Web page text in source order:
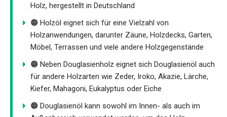
Holz, hergestellt in Deutschland
🟠 Holzöl eignet sich für eine Vielzahl von
Holzanwendungen, darunter Zäune, Holzdecks, Garten,
Möbel, Terrassen und viele andere Holzgegenstände
🟠 Neben Douglasienholz eignet sich Douglasienöl auch
für andere Holzarten wie Zeder, Iroko, Аkazie, Lärche,
Kiefer, Mahagoni, Eukalyptus oder Eiche
🟠 Douglasienöl kann sowohl im Innen- als auch im